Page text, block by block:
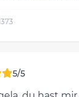
5/5